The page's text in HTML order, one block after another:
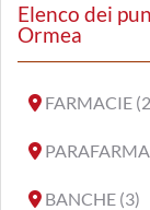
Elenco dei
Ormea
FARMACIE
BANCHE (3)